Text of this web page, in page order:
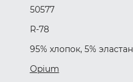
50577
R-78
95% хлопок, 5% эластан
Opium